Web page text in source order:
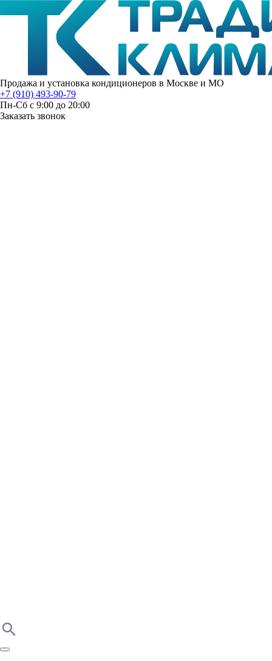
Продажа и установка кондиционеров в Москве и МО
+7 (910) 493-90-79
Пн-Сб с 9:00 до 20:00
Заказать звонок